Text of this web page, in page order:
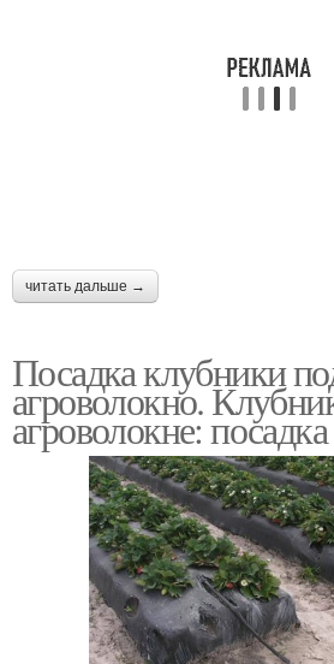
читать дальше →
Посадка клубники
агроволокно.
агроволокне: